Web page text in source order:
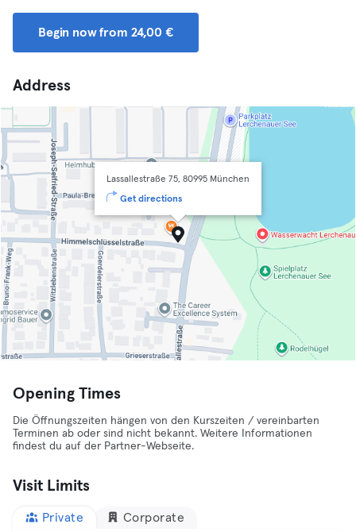
Begin now from 24,00 €
Address
Lassallestraße 75, 80995 München
Get directions
Opening Times
Die Öffnungszeiten hängen von den Kurszeiten / vereinbarten
Terminen ab oder sind nicht bekannt. Weitere Informationen
findest du auf der Partner-Webseite.
Visit Limits
Private Corporate